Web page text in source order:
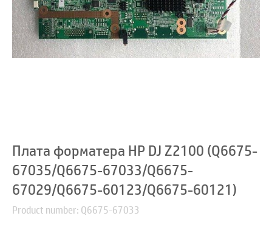
Плата форматера HP DJ Z2100 (Q6675-
67035/Q6675-67033/Q6675-
67029/Q6675-60123/Q6675-60121)
Product number: Q6675-67033